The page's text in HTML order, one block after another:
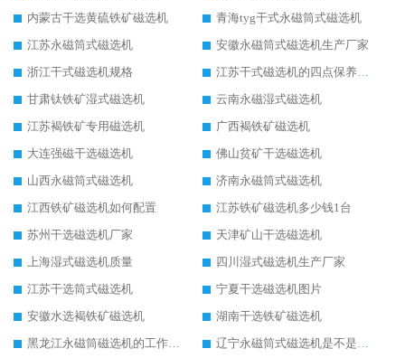
内蒙古干选黄硫铁矿磁选机
青海tyg干式永磁筒式磁选机
江苏永磁筒式磁选机
安徽永磁筒式磁选机生产厂家
浙江干式磁选机规格
江苏干式磁选机的四点保养秘籍
甘肃钛铁矿湿式磁选机
云南永磁湿式磁选机
江苏褐铁矿专用磁选机
广西褐铁矿磁选机
大连强磁干选磁选机
佛山贫矿干选磁选机
山西永磁筒式磁选机
济南永磁筒式磁选机
江西铁矿磁选机如何配置
江苏铁矿磁选机多少钱1台
苏州干选磁选机厂家
天津矿山干选磁选机
上海湿式磁选机质量
四川湿式磁选机生产厂家
江苏干选筒式磁选机
宁夏干选磁选机图片
安徽水选褐铁矿磁选机
湖南干选铁矿磁选机
黑龙江永磁筒磁选机的工作原理
辽宁永磁筒式磁选机是不是强磁